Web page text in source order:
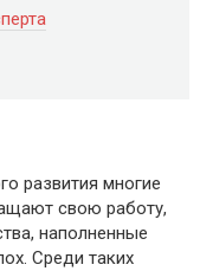
развития многие
свою работу,
наполненные
Среди таких